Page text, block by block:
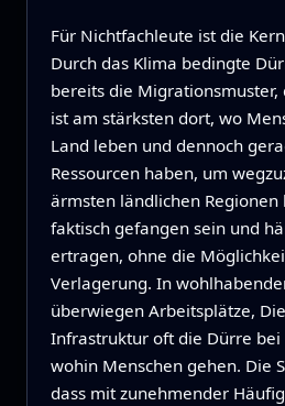
Für Nichtfachleute ist die
Durch das Klima bedingte
bereits die Migrationsmuster,
ist am stärksten dort, wo
Land leben und dennoch
Ressourcen haben, um
ärmsten ländlichen Regionen
faktisch gefangen sein und
ertragen, ohne die
Verlagerung. In
überwiegen Arbeitsplätze,
Infrastruktur oft die Dürre bei
wohin Menschen gehen. Die
dass mit zunehmender